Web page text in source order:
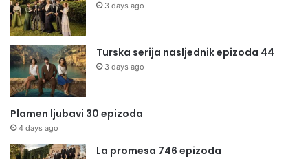
3 days ago
Turska serija nasljednik epizoda 44
3 days ago
Plamen ljubavi 30 epizoda
4 days ago
La promesa 746 epizoda